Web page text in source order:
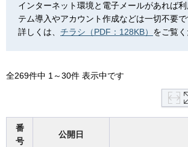
インターネット環境と電子メールがあれば
テム導入やアカウント作成などは一切不要で
詳しくは、 チラシ（PDF：128KB） をご覧く
全269件中 1～30件 表示中です
番
号
公開日